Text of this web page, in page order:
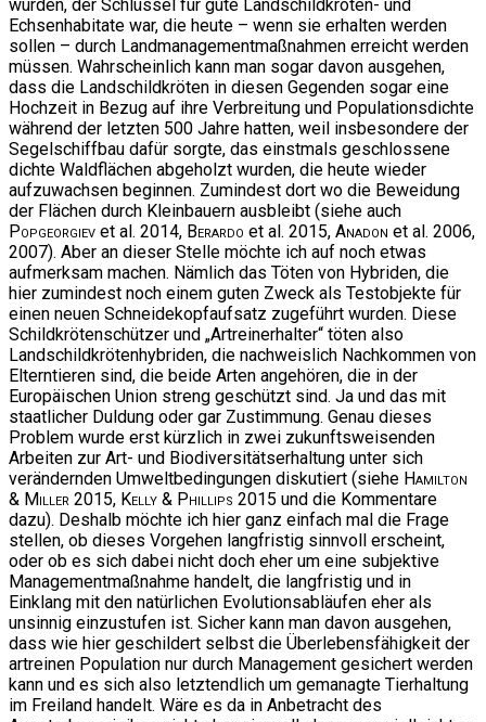
wurden, der Schlüssel für gute Landschildkröten- und
Echsenhabitate war, die heute – wenn sie erhalten werden
sollen – durch Landmanagementmaßnahmen erreicht werden
müssen. Wahrscheinlich kann man sogar davon ausgehen,
dass die Landschildkröten in diesen Gegenden sogar eine
Hochzeit in Bezug auf ihre Verbreitung und Populationsdichte
während der letzten 500 Jahre hatten, weil insbesondere der
Segelschiffbau dafür sorgte, das einstmals geschlossene
dichte Waldflächen abgeholzt wurden, die heute wieder
aufzuwachsen beginnen. Zumindest dort wo die Beweidung
der Flächen durch Kleinbauern ausbleibt (siehe auch
Popgeorgiev et al. 2014, Berardo et al. 2015, Anadon et al. 2006,
2007). Aber an dieser Stelle möchte ich auf noch etwas
aufmerksam machen. Nämlich das Töten von Hybriden, die
hier zumindest noch einem guten Zweck als Testobjekte für
einen neuen Schneidekopfaufsatz zugeführt wurden. Diese
Schildkrötenschützer und „Artreinerhalter“ töten also
Landschildkrötenhybriden, die nachweislich Nachkommen von
Elterntieren sind, die beide Arten angehören, die in der
Europäischen Union streng geschützt sind. Ja und das mit
staatlicher Duldung oder gar Zustimmung. Genau dieses
Problem wurde erst kürzlich in zwei zukunftsweisenden
Arbeiten zur Art- und Biodiversitätserhaltung unter sich
verändernden Umweltbedingungen diskutiert (siehe Hamilton
& Miller 2015, Kelly & Phillips 2015 und die Kommentare
dazu). Deshalb möchte ich hier ganz einfach mal die Frage
stellen, ob dieses Vorgehen langfristig sinnvoll erscheint,
oder ob es sich dabei nicht doch eher um eine subjektive
Managementmaßnahme handelt, die langfristig und in
Einklang mit den natürlichen Evolutionsabläufen eher als
unsinnig einzustufen ist. Sicher kann man davon ausgehen,
dass wie hier geschildert selbst die Überlebensfähigkeit der
artreinen Population nur durch Management gesichert werden
kann und es sich also letztendlich um gemanagte Tierhaltung
im Freiland handelt. Wäre es da in Anbetracht des